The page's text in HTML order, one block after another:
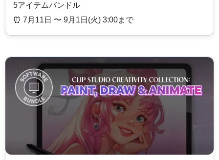
5アイテムバンドル
⏰️ 7月11日 〜 9月1日(火) 3:00まで